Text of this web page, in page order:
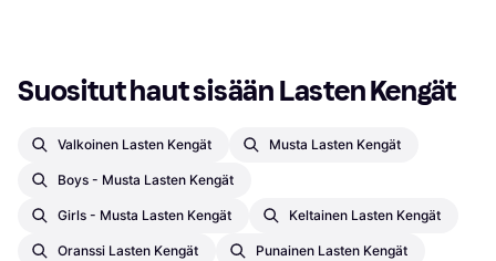
Suositut haut sisään Lasten Kengät
Valkoinen Lasten Kengät Musta Lasten Kengät
Boys - Musta Lasten Kengät
Girls - Musta Lasten Kengät Keltainen Lasten Kengät
Oranssi Lasten Kengät Punainen Lasten Kengät